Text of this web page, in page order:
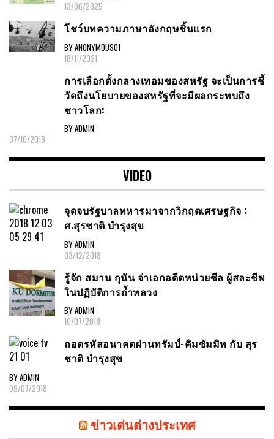
13/06/2025
โชว์บทความภาษาอังกฤษชิ้นแรก
BY ANONYMOUS01
18/11/2021
การเลือกตั้งกลางเทอมของสหรัฐ จะเป็นการชี้
วัดถึงนโยบายของสหรัฐที่จะมีผลกระทบถึง
ชาวโลก:
BY ADMIN
07/10/2018
VIDEO
จุดจบรัฐบาลทหารมาจากวิกฤตเศรษฐกิจ :
ศ.สุรชาติ บำรุงสุข
BY ADMIN
03/12/2018
รู้จัก สมาน กุนัน จ่าเอกอดีตหน่วยซีล ผู้สละชีพ
ในปฏิบัติการถ้ำหลวง
BY ADMIN
10/07/2018
ถอดรหัสอนาคตผ่านทรัมป์-คิมซัมมิท กับ สุร
ชาติ บำรุงสุข
BY ADMIN
09/07/2018
ข่าวเด่นต่างประเทศ